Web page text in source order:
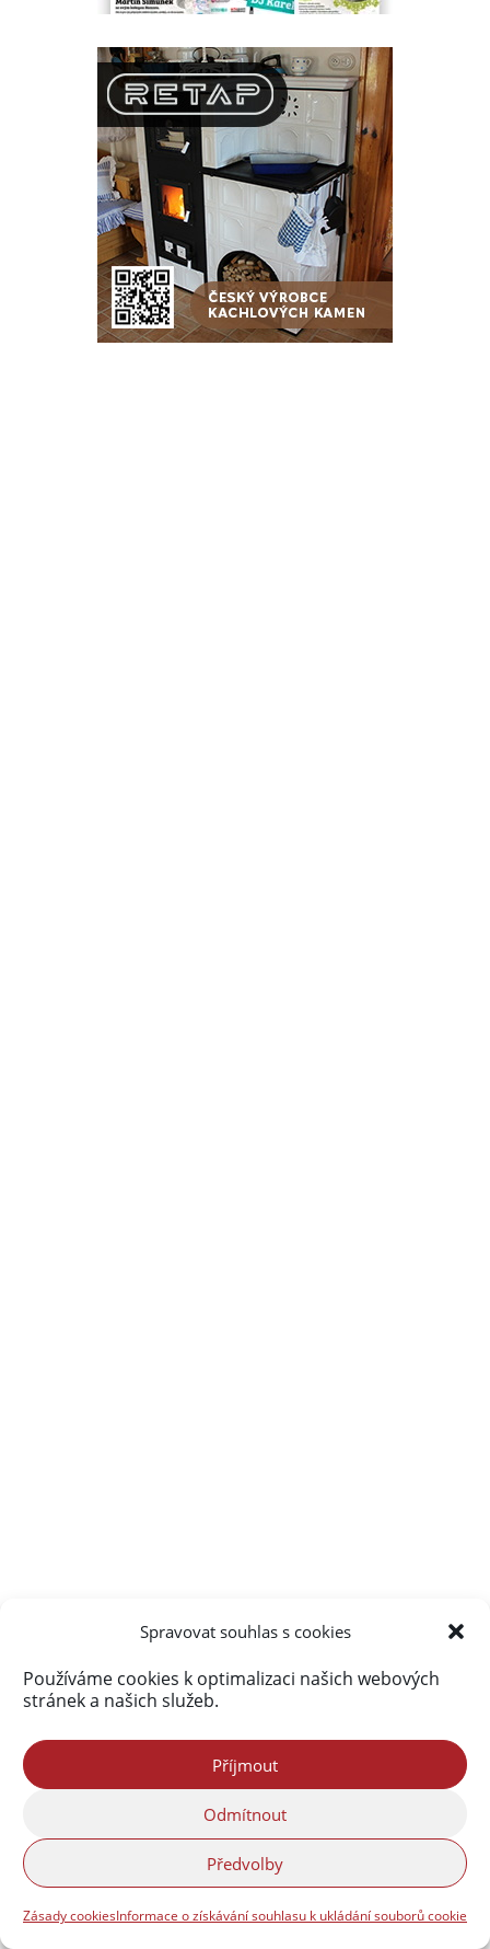
Spravovat souhlas s cookies
Používáme cookies k optimalizaci našich webových
stránek a našich služeb.
Příjmout
Odmítnout
Předvolby
Zásady cookiesInformace o získávání souhlasu k ukládání souborů cookie